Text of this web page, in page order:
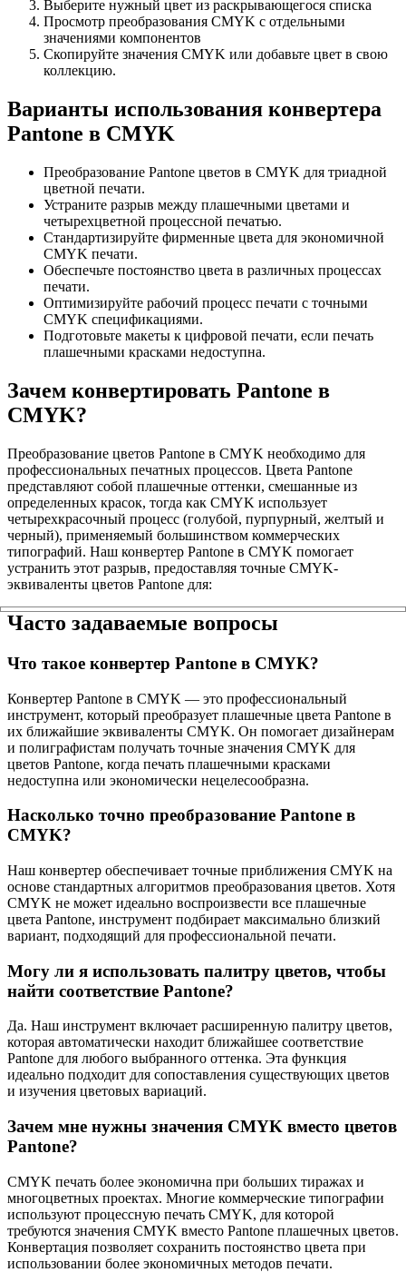
Выберите нужный цвет из раскрывающегося списка
Просмотр преобразования CMYK с отдельными
значениями компонентов
Скопируйте значения CMYK или добавьте цвет в свою
коллекцию.
Варианты использования конвертера
Pantone в CMYK
Преобразование Pantone цветов в CMYK для триадной
цветной печати.
Устраните разрыв между плашечными цветами и
четырехцветной процессной печатью.
Стандартизируйте фирменные цвета для экономичной
CMYK печати.
Обеспечьте постоянство цвета в различных процессах
печати.
Оптимизируйте рабочий процесс печати с точными
CMYK спецификациями.
Подготовьте макеты к цифровой печати, если печать
плашечными красками недоступна.
Зачем конвертировать Pantone в
CMYK?
Преобразование цветов Pantone в CMYK необходимо для
профессиональных печатных процессов. Цвета Pantone
представляют собой плашечные оттенки, смешанные из
определенных красок, тогда как CMYK использует
четырехкрасочный процесс (голубой, пурпурный, желтый и
черный), применяемый большинством коммерческих
типографий. Наш конвертер Pantone в CMYK помогает
устранить этот разрыв, предоставляя точные CMYK-
эквиваленты цветов Pantone для:
Часто задаваемые вопросы
Что такое конвертер Pantone в CMYK?
Конвертер Pantone в CMYK — это профессиональный
инструмент, который преобразует плашечные цвета Pantone в
их ближайшие эквиваленты CMYK. Он помогает дизайнерам
и полиграфистам получать точные значения CMYK для
цветов Pantone, когда печать плашечными красками
недоступна или экономически нецелесообразна.
Насколько точно преобразование Pantone в
CMYK?
Наш конвертер обеспечивает точные приближения CMYK на
основе стандартных алгоритмов преобразования цветов. Хотя
CMYK не может идеально воспроизвести все плашечные
цвета Pantone, инструмент подбирает максимально близкий
вариант, подходящий для профессиональной печати.
Могу ли я использовать палитру цветов, чтобы
найти соответствие Pantone?
Да. Наш инструмент включает расширенную палитру цветов,
которая автоматически находит ближайшее соответствие
Pantone для любого выбранного оттенка. Эта функция
идеально подходит для сопоставления существующих цветов
и изучения цветовых вариаций.
Зачем мне нужны значения CMYK вместо цветов
Pantone?
CMYK печать более экономична при больших тиражах и
многоцветных проектах. Многие коммерческие типографии
используют процессную печать CMYK, для которой
требуются значения CMYK вместо Pantone плашечных цветов.
Конвертация позволяет сохранить постоянство цвета при
использовании более экономичных методов печати.